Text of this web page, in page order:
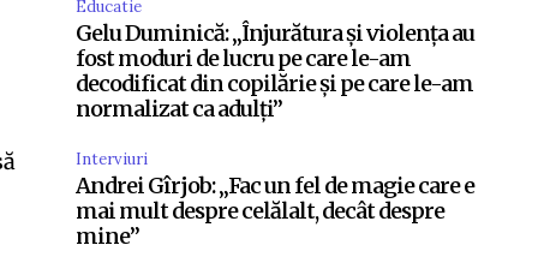
Educatie
Gelu Duminică: „Înjurătura și violența au
fost moduri de lucru pe care le-am
decodificat din copilărie și pe care le-am
normalizat ca adulți”
Interviuri
Andrei Gîrjob: „Fac un fel de magie care e
mai mult despre celălalt, decât despre
mine”